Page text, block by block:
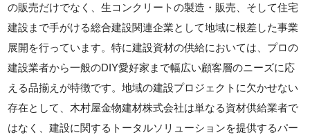
の販売だけでなく、生コンクリートの製造・販売、そして住宅
建設まで手がける総合建設関連企業として地域に根差した事業
展開を行っています。特に建設資材の供給においては、プロの
建設業者から一般のDIY愛好家まで幅広い顧客層のニーズに応
える品揃えが特徴です。地域の建設プロジェクトに欠かせない
存在として、木村屋金物建材株式会社は単なる資材供給業者で
はなく、建設に関するトータルソリューションを提供するパー